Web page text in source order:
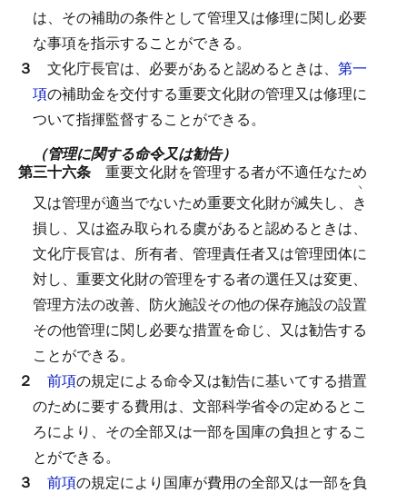
は、その補助の条件として管理又は修理に関し必要
な事項を指示することができる。
３ 文化庁長官は、必要があると認めるときは、 第一
項の補助金を交付する重要文化財の管理又は修理に
ついて指揮監督することができる。
（管理に関する命令又は勧告）
第三十六条 重要文化財を管理する者が不適任なため
又は管理が適当でないため重要文化財が滅失し、 き
ヽ
損し、又は盗み取られる虞があると認めるときは、
文化庁長官は、所有者、管理責任者又は管理団体に
対し、重要文化財の管理をする者の選任又は変更、
管理方法の改善、防火施設その他の保存施設の設置
その他管理に関し必要な措置を命じ、又は勧告する
ことができる。
２ 前項の規定による命令又は勧告に基いてする措置
のために要する費用は、文部科学省令の定めるとこ
ろにより、その全部又は一部を国庫の負担とするこ
とができる。
３ 前項の規定により国庫が費用の全部又は一部を負